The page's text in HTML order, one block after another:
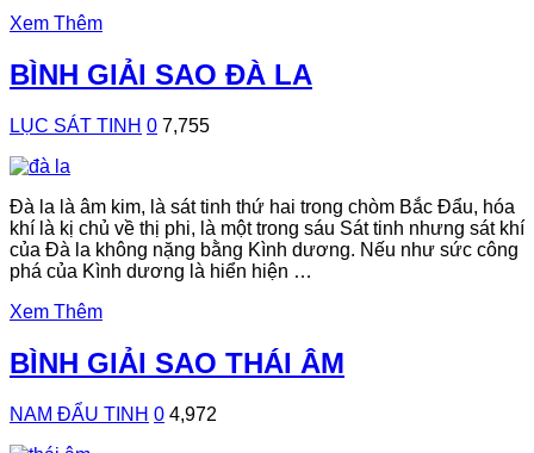
Xem Thêm
BÌNH GIẢI SAO ĐÀ LA
LỤC SÁT TINH 0 7,755
Đà la là âm kim, là sát tinh thứ hai trong chòm Bắc Đẩu, hóa
khí là kị chủ về thị phi, là một trong sáu Sát tinh nhưng sát khí
của Đà la không nặng bằng Kình dương. Nếu như sức công
phá của Kình dương là hiển hiện …
Xem Thêm
BÌNH GIẢI SAO THÁI ÂM
NAM ĐẨU TINH 0 4,972